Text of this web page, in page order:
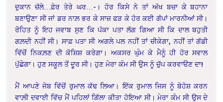
ਦੁਕਾਨ ਚੱਲੇ…ਫ਼ੇਰ ਤੇਰੇ ਘਰ…-। ਹੋਰ ਕਿਸੇ ਨੇ ਤਾਂ ਅੱਖ ਬਚਾ ਕੇ ਬਹਾਨਾ
ਬਣਾਉਣਾ ਸੀ ਜਾਂ ਡਰ ਨਾਲ਼ ਭਰ ਕੇ ਸਾਜ਼ ਫੜ ਕੇ ਹੋਰ ਕਈ ਗੱਪਾਂ ਮਾਰਨੀਆਂ ਸੀ।
ਰੋਹਿਤ ਨੂੰ ਇਹ ਜਵਾਬ ਸੁਣ ਕਿ ਪੱਕਾ ਪਤਾ ਲੱਗ ਗਿਆ ਸੀ ਕਿ ਦਾਲ ਬਹੁਤੀ
ਗਲ਼ਦੀ ਨਹੀਂ ਸੀ। ਸਾਫ਼ ਪਤਾ ਸੀ ਅਗਲੇ ਪਲ ਨਹੀਂ ਤਾਂ ਚੀਕੇਗਾ, ਨਹੀਂ ਤਾਂ ਗੱਡੀ
ਵਿੱਚੋਂ ਨਿਕਲ਼ਣ ਦੀ ਕੋਸ਼ਿਸ਼ ਕਰੇਗਾ। ਅਕਸਰ ਘੁੰਮ ਕੇ ਮੈਨੂੰ ਹੀ ਹੋਰ ਸਵਾਲ
ਪੁੱਛੇਗਾ। ਹੁਣ ਸਕੂਲ ਤੋਂ ਦੂਰ ਸੀ। ਹੁਣ ਮੇਰਾ ਕੰਮ ਸੀ ਉਸ ਨੂੰ ਚੁੱਪ ਕਰਵਾੳਣ ਦਾ!
ਮੈਂ ਆਪਣੇ ਜੇਬ ਵਿੱਚੋਂ ਰੁਮਾਲ ਕੱਢ ਲਿਆ। ਇੱਕ ਰੁਮਾਲ ਜਿਸ ਨੂੰ ਬੇਹੋਸ਼ ਕਰਨ
ਵਾਲ਼ੀ ਦਵਾਈ ਵਿੱਚ ਮੈਂ ਪਹਿਲਾਂ ਗਿੱਲਾ ਕੀਤਾ ਹੋਇਆ ਸੀ। ਮੇਰਾ ਕੰਮ ਸੀ ਉਸ ਦੇ